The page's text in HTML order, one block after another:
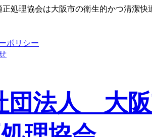
正処理協会は大阪市の衛生的かつ清潔